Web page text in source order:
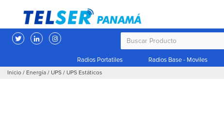
Radios Portatiles Radios Base - Moviles
Inicio / Energía / UPS / UPS Estáticos